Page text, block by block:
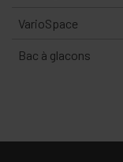
VarioSpace
Bac à glacons